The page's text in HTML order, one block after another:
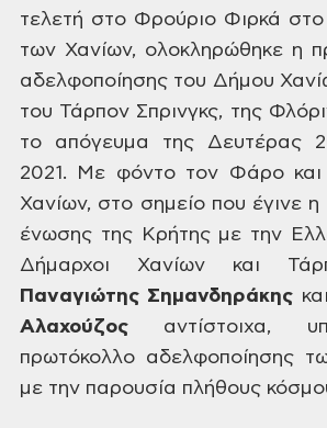
τελετή στο Φρούριο Φιρκά στο
των Χανίων, ολοκληρώθηκε η
αδελφοποίησης του Δήμου
του Τάρπον Σπρινγκς, της
το απόγευμα της Δευτέρας
2021. Με φόντοτον Φάρο και
Χανίων, στο σημείο που έγινε η
ένωσης της Κρήτης με την
Δήμαρχοι Χανίων και
Παναγιώτης Σημανδηράκης
Αλαχούζος αντίστοιχα,
πρωτόκολλο αδελφοποίησης
με την παρουσία πλήθους